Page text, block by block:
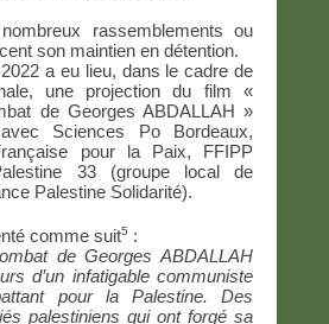
rassemblements ou
son maintien en détention.
a eu lieu, dans le cadre de
une projection du film «
de Georges ABDALLAH »
Sciences Po Bordeaux,
pour la Paix, FFIPP
33 (groupe local de
Palestine Solidarité).
comme suit5 :
de Georges ABDALLAH
d’un infatigable communiste
pour la Palestine. Des
palestiniens qui ont forgé sa